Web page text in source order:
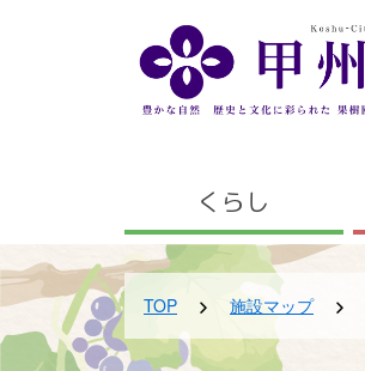
くらし
TOP 施設マップ